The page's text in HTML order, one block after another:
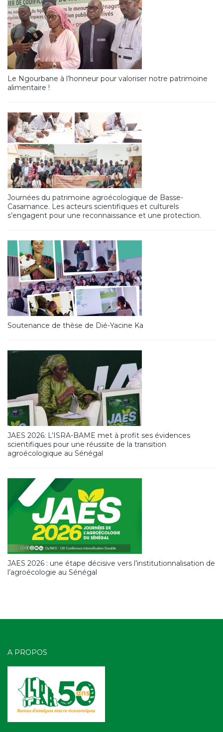
Le Ngourbane à l’honneur pour valoriser notre patrimoine
alimentaire !
Journées du patrimoine agroécologique de Basse-
Casamance. Les acteurs scientifiques et culturels
s’engagent pour une reconnaissance et une protection.
Soutenance de thèse de Dié-Yacine Ka
JAES 2026: L’ISRA-BAME met à profit ses évidences
scientifiques pour une réussite de la transition
agroécologique au Sénégal
JAES 2026 : une étape décisive vers l’institutionnalisation de
l’agroécologie au Sénégal
A PROPOS